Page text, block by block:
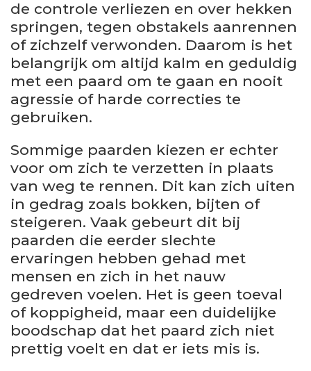
de controle verliezen en over hekken
springen, tegen obstakels aanrennen
of zichzelf verwonden. Daarom is het
belangrijk om altijd kalm en geduldig
met een paard om te gaan en nooit
agressie of harde correcties te
gebruiken.
Sommige paarden kiezen er echter
voor om zich te verzetten in plaats
van weg te rennen. Dit kan zich uiten
in gedrag zoals bokken, bijten of
steigeren. Vaak gebeurt dit bij
paarden die eerder slechte
ervaringen hebben gehad met
mensen en zich in het nauw
gedreven voelen. Het is geen toeval
of koppigheid, maar een duidelijke
boodschap dat het paard zich niet
prettig voelt en dat er iets mis is.